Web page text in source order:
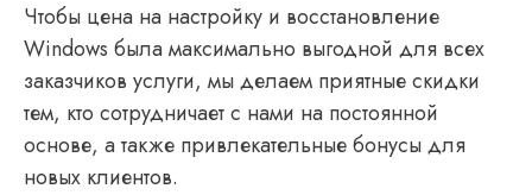
Чтобы цена на настройку и восстановление
Windows была максимально выгодной для всех
заказчиков услуги, мы делаем приятные скидки
тем, кто сотрудничает с нами на постоянной
основе, а также привлекательные бонусы для
новых клиентов.